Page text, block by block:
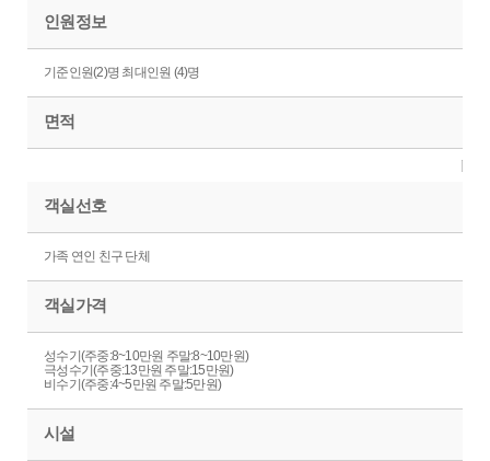
인원정보
기준인원(2)명 최대인원 (4)명
면적
객실선호
가족 연인 친구 단체
객실가격
성수기(주중:8~10만원 주말:8~10만원)
극성수기(주중:13만원 주말:15만원)
비수기(주중:4~5만원 주말:5만원)
시설